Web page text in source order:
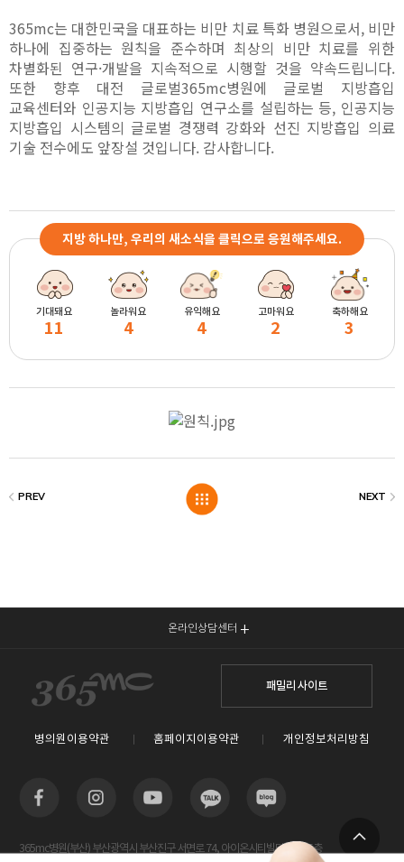
365mc는 대한민국을 대표하는 비만 치료 특화 병원으로서, 비만
하나에 집중하는 원칙을 준수하며 최상의 비만 치료를 위한
차별화된 연구·개발을 지속적으로 시행할 것을 약속드립니다.
또한 향후 대전 글로벌365mc병원에 글로벌 지방흡입
교육센터와 인공지능 지방흡입 연구소를 설립하는 등, 인공지능
지방흡입 시스템의 글로벌 경쟁력 강화와 선진 지방흡입 의료
기술 전수에도 앞장설 것입니다. 감사합니다.
지방 하나만, 우리의 새소식을 클릭으로 응원해주세요.
기대돼요
11
놀라워요
4
유익해요
4
고마워요
2
축하해요
3
온라인상담센터
패밀리 사이트
병의원이용약관 홈페이지이용약관 개인정보처리방침
365mc병원(부산) 부산광역시 부산진구 서면로 74, 아이온시티빌딩 13~15층